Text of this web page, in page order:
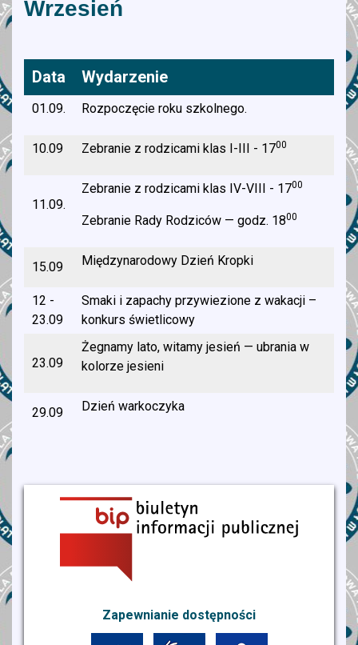
Wrzesień
Data Wydarzenie
01.09. Rozpoczęcie roku szkolnego.
10.09 Zebranie z rodzicami klas I-III - 1700
11.09.
Zebranie z rodzicami klas IV-VIII - 1700
Zebranie Rady Rodziców — godz. 1800
15.09 Międzynarodowy Dzień Kropki
12 -
23.09
Smaki i zapachy przywiezione z wakacji –
konkurs świetlicowy
23.09
Żegnamy lato, witamy jesień — ubrania w
kolorze jesieni
29.09 Dzień warkoczyka
Zapewnianie dostępności